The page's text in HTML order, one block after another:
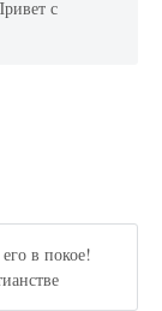
с
в покое!